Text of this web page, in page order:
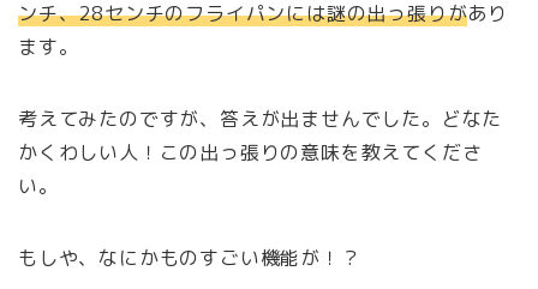
ンチ、28センチのフライパンには謎の出っ張りがあり
ます。
考えてみたのですが、答えが出ませんでした。どなた
かくわしい人！この出っ張りの意味を教えてくださ
い。
もしや、なにかものすごい機能が！？